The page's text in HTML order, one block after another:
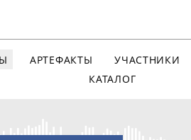
АРТЕФАКТЫ
УЧАСТНИКИ
КАТАЛОГ